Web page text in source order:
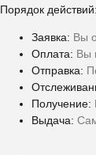
Порядок действий:
Заявка: Вы
Оплата: Вы
Отправка:
Получение:
Выдача: